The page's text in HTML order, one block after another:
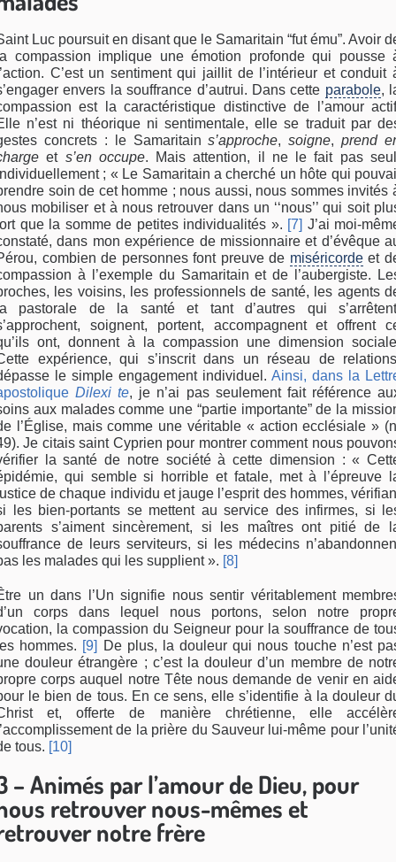
Luc poursuit en disant que le Samaritain “fut ému”. Avoir
compassion implique une émotion profonde qui pousse
C’est un sentiment qui jaillit de l’intérieur et conduit
envers la souffrance d’autrui. Dans cette parabole,
est la caractéristique distinctive de l’amour
n’est ni théorique ni sentimentale, elle se traduit par
concrets : le Samaritains’approche,soigne,prend
et s’en occupe. Mais attention, il ne le fait pas
; « Le Samaritain a cherché un hôte qui
soin de cet homme ; nous aussi, nous sommes invités
mobiliser et à nous retrouver dans un ‘‘nous’’ qui soit
que la somme de petites individualités ».
[7]
J’ai moi-
dans mon expérience de missionnaire et d’évêque
combien de personnes font preuve de miséricordeet
à l’exemple du Samaritain et de l’aubergiste.
les voisins, les professionnels de santé, les agents
pastorale de la santé et tant d’autres qui
soignent, portent, accompagnent et offrent
ont, donnent à la compassion une dimension
expérience, qui s’inscrit dans un réseau de
le simple engagement individuel. Ainsi, dans la
Dilexi te, je n’ai pas seulement fait référence
aux malades comme une “partie importante” de la
l’Église, mais comme une véritable « action ecclésiale »
Je citais saint Cyprien pour montrer comment nous
la santé de notre société à cette dimension : «
qui semble si horrible et fatale, met à l’épreuve
de chaque individu et jauge l’esprit des hommes,
les bien-portants se mettent au service des infirmes, si
s’aiment sincèrement, si les maîtres ont pitié de
de leurs serviteurs, si les médecins
les malades qui les supplient ». [8]
un dans l’Un signifie nous sentir véritablement
corps dans lequel nous portons, selon notre
la compassion du Seigneur pour la souffrance de
hommes.
[9]
De plus, la douleur qui nous touche n’est
douleur étrangère ; c’est la douleur d’un membre de
corps auquel notre Tête nous demande de venir en
le bien de tous. En ce sens, elle s’identifie à la douleur
et, offerte de manière chrétienne, elle
de la prière du Sauveur lui-même pour
tous. [10]
– Animés par l’amour de Dieu, pour
retrouver nous-mêmes et
notre frère